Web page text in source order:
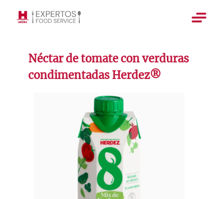
Néctar de tomate con verduras
condimentadas Herdez®